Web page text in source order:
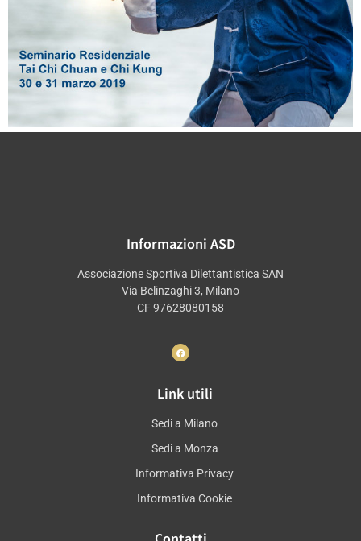
Informazioni ASD
Associazione Sportiva Dilettantistica SAN
Via Belinzaghi 3, Milano
CF 97628080158
Link utili
Sedi a Milano
Sedi a Monza
Informativa Privacy
Informativa Cookie